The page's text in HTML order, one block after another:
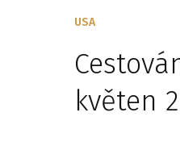
USA
květen